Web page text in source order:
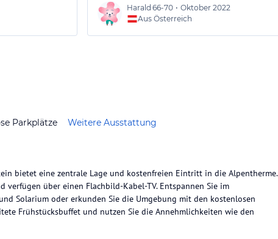
Harald 66-70 • Oktober 2022
Aus Österreich
Parkplätze Weitere Ausstattung
bietet eine zentrale Lage und kostenfreien Eintritt in die Alpentherme.
über einen Flachbild-Kabel-TV. Entspannen Sie im
Solarium oder erkunden Sie die Umgebung mit den kostenlosen
Frühstücksbuffet und nutzen Sie die Annehmlichkeiten wie den